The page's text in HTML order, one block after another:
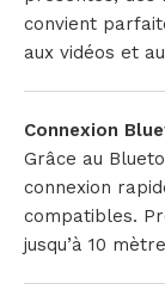
convient
aux vidéos et
Connexion
Grâce au
connexion
compatibles.
jusqu’à 10